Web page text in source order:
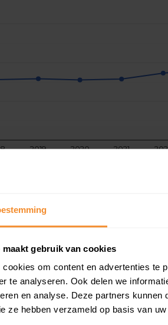
maakt gebruik van cookies
cookies om content en advertenties te
te analyseren. Ook delen we
en analyse. Deze partners
ze hebben verzameld op basis van
2019 2020 2021
in de buurt